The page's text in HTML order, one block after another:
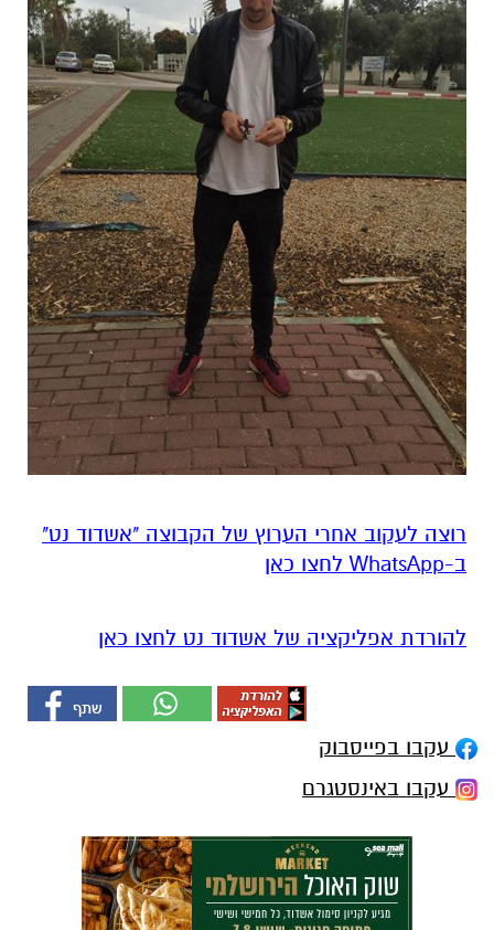
רוצה לעקוב אחרי הערוץ של הקבוצה "אשדוד נט"
ב-WhatsApp לחצו כאן
להורדת אפליקציה של אשדוד נט לחצו כאן
עקבו בפייסבוק
עקבו באינסטגרם